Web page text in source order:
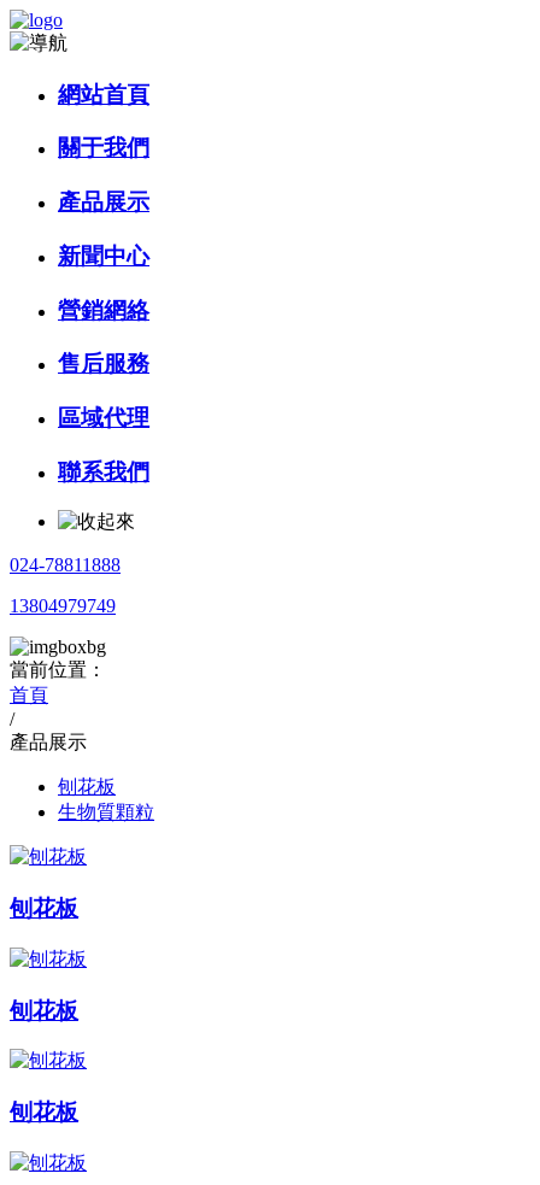
網站首頁
關于我們
產品展示
新聞中心
營銷網絡
售后服務
區域代理
聯系我們
024-78811888
13804979749
當前位置：
首頁
/
產品展示
刨花板
生物質顆粒
刨花板
刨花板
刨花板